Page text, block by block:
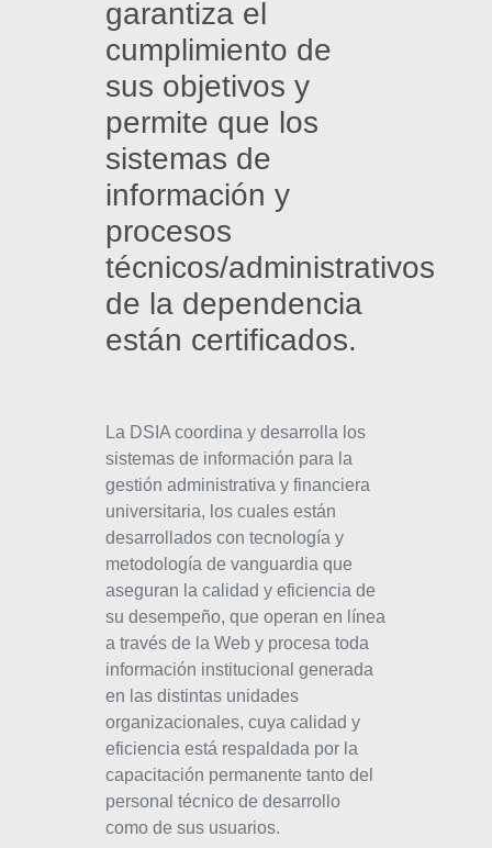
garantiza el
cumplimiento de
sus objetivos y
permite que los
sistemas de
información y
procesos
técnicos/administrativos
de la dependencia
están certificados.
La DSIA coordina y desarrolla los
sistemas de información para la
gestión administrativa y financiera
universitaria, los cuales están
desarrollados con tecnología y
metodología de vanguardia que
aseguran la calidad y eficiencia de
su desempeño, que operan en línea
a través de la Web y procesa toda
información institucional generada
en las distintas unidades
organizacionales, cuya calidad y
eficiencia está respaldada por la
capacitación permanente tanto del
personal técnico de desarrollo
como de sus usuarios.